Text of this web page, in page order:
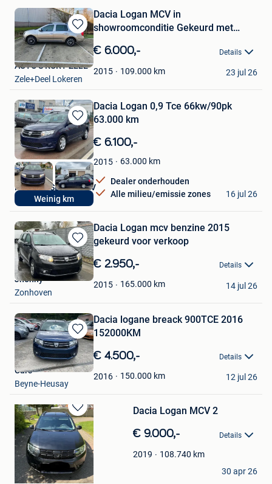
Bewaren
in
Mijn
Favorieten
Dacia Logan MCV in
showroomconditie Gekeurd met
€ 6.000,- Details
2015 109.000 km
AUTO'S KURT ZELE
Zele+Deel Lokeren
23 jul 26
Bewaren
in
Mijn
Favorieten
Weinig km
Dacia Logan 0,9 Tce 66kw/90pk
63.000 km
€ 6.100,-
2015 63.000 km
Dealer onderhouden
Alle milieu/emissie zones
IMPERIA SERVICE BV
Rumst
16 jul 26
Bewaren
in
Mijn
Favorieten
Dacia Logan mcv benzine 2015
gekeurd voor verkoop
€ 2.950,- Details
2015 165.000 km
Jhonny
Zonhoven
14 jul 26
Bewaren
in
Mijn
Favorieten
Dacia logane breack 900TCE 2016
152000KM
€ 4.500,- Details
2016 150.000 km
Cars
Beyne-Heusay
12 jul 26
Bewaren
in
Mijn
Favorieten
Dacia Logan MCV 2
€ 9.000,- Details
2019 108.740 km
Bart Moerman
Berlaar
30 apr 26